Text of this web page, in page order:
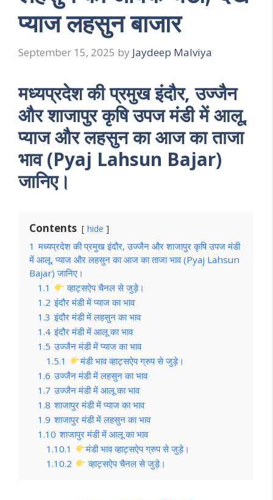
प्याज लहसुन बाजार
September 15, 2025 by Jaydeep Malviya
मध्यप्रदेश की प्रमुख इंदौर, उज्जैन
और शाजापुर कृषि उपज मंडी में आलू,
प्याज और लहसुन का आज का ताजा
भाव (Pyaj Lahsun Bajar)
जानिए।
Contents hide
1 मध्यप्रदेश की प्रमुख इंदौर, उज्जैन और शाजापुर कृषि उपज मंडी
में आलू, प्याज और लहसुन का आज का ताजा भाव (Pyaj Lahsun
Bajar) जानिए।
1.1
व्हाट्सऐप चैनल से जुड़े।
1.2 इंदौर मंडी में प्याज का भाव
1.3 इंदौर मंडी में लहसुन का भाव
1.4 इंदौर मंडी में आलू का भाव
1.5 उज्जैन मंडी में प्याज का भाव
1.5.1
मंडी भाव व्हाट्सऐप ग्रुप से जुड़े।
1.6 उज्जैन मंडी में लहसुन का भाव
1.7 उज्जैन मंडी में आलू का भाव
1.8 शाजापुर मंडी में प्याज का भाव
1.9 शाजापुर मंडी में लहसुन का भाव
1.10 शाजापुर मंडी में आलू का भाव
1.10.1
मंडी भाव व्हाट्सऐप ग्रुप से जुड़े।
1.10.2
व्हाट्सऐप चैनल से जुड़े।